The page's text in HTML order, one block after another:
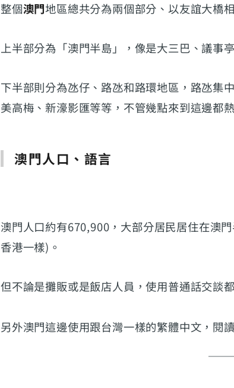
整個澳門地區總共分為兩個部分、以友誼大橋
上半部分為「澳門半島」，像是大三巴、議事
下半部則分為氹仔、路氹和路環地區，路氹集
美高梅、新濠影匯等等，不管幾點來到這邊都
澳門人口、語言
澳門人口約有670,900，大部分居民居住在澳
香港一樣)。
但不論是攤販或是飯店人員，使用普通話交談
另外澳門這邊使用跟台灣一樣的繁體中文，閱